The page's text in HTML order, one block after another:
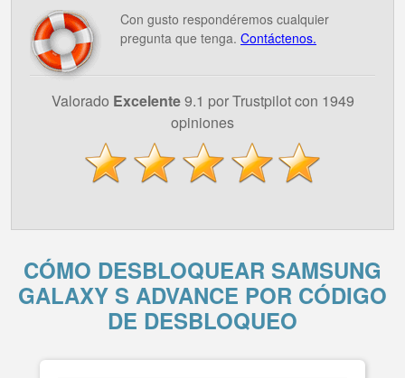
Con gusto respondéremos cualquier
pregunta que tenga. Contáctenos.
Valorado Excelente9.1 por Trustpilot con 1949
opiniones
CÓMO DESBLOQUEAR SAMSUNG
GALAXY S ADVANCE POR CÓDIGO
DE DESBLOQUEO